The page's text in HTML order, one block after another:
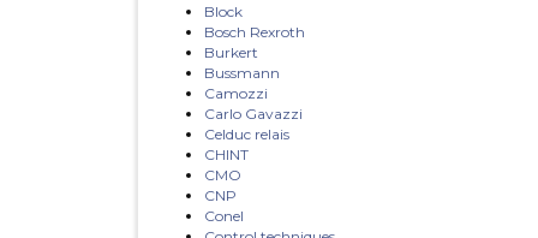
Block
Bosch Rexroth
Burkert
Bussmann
Camozzi
Carlo Gavazzi
Celduc relais
CHINT
CMO
CNP
Conel